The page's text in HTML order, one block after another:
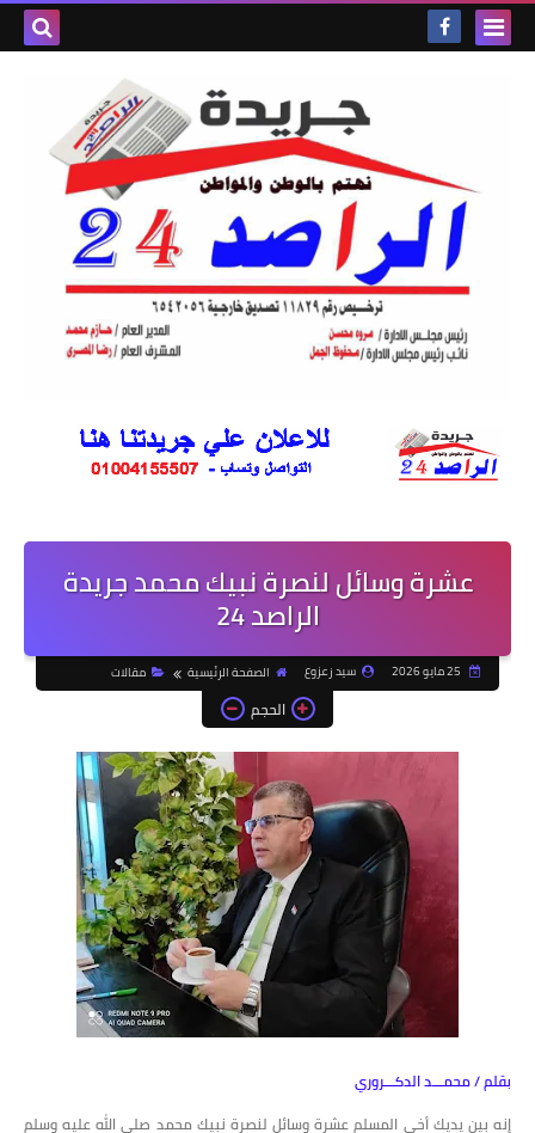
عشرة وسائل لنصرة نبيك محمد جريدة
الراصد 24
سيد زعزوع الصفحة الرئيسية مقالات
الحجم
بقلم / محمـــد الدكـــروري
إنه بين يديك أخي المسلم عشرة وسائل لنصرة نبيك محمد صلى الله عليه وسلم